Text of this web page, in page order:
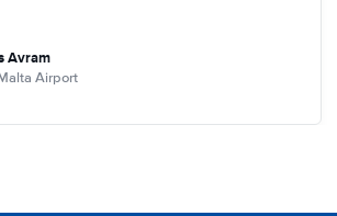
Avram
Airport